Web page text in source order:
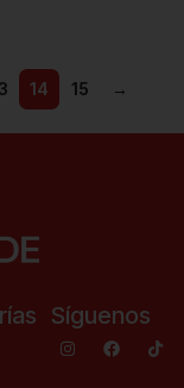
14 15 →
Síguenos